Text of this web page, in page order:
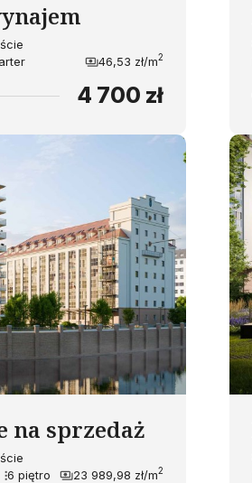
46,53 zł/m2
4 700 zł
na sprzedaż
6 piętro 23 989,98 zł/m2